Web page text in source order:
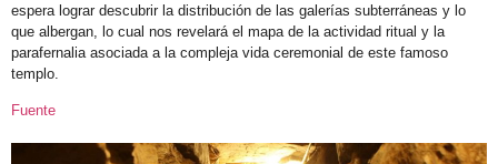
espera lograr descubrir la distribución de las galerías subterráneas y lo
que albergan, lo cual nos revelará el mapa de la actividad ritual y la
parafernalia asociada a la compleja vida ceremonial de este famoso
templo.
Fuente